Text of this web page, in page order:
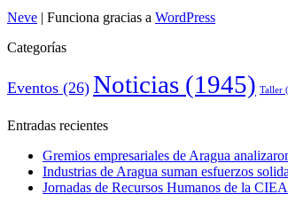
Neve | Funciona gracias a WordPress
Categorías
Eventos (26) Noticias (1945) Taller
Entradas recientes
Gremios empresariales de Aragua
Industrias de Aragua suman esfuerzos
Jornadas de Recursos Humanos de la